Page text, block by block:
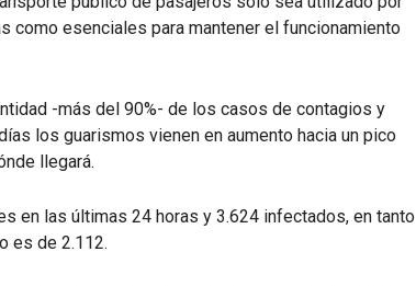
como esenciales para mantener el funcionamiento
-más del 90%- de los casos de contagios y
los guarismos vienen en aumento hacia un pico
llegará.
en las últimas 24 horas y 3.624 infectados, en tanto
es de 2.112.